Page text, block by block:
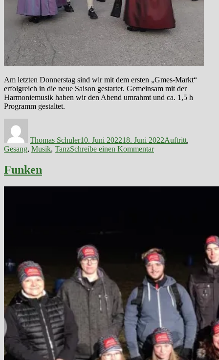
Am letzten Donnerstag sind wir mit dem ersten „Gmes-Markt“
erfolgreich in die neue Saison gestartet. Gemeinsam mit der
Harmoniemusik haben wir den Abend umrahmt und ca. 1,5 h
Programm gestaltet.
Thomas Schuler10. Juni 202218. Juni 2022Auftritt,
Gesang, Musik, TanzSchreibe einen Kommentarzu
Funken